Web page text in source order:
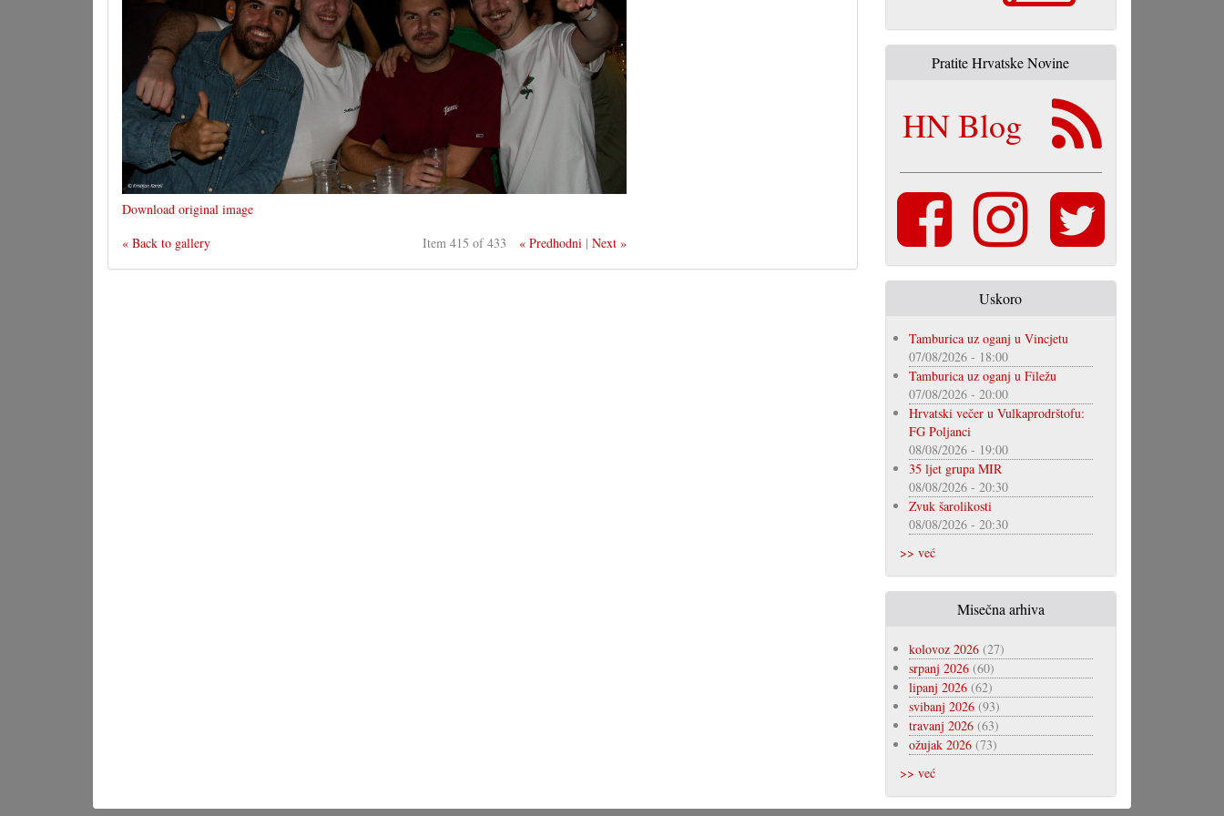
Download original image
« Back to gallery
Item 415 of 433 « Predhodni |Next »
Pratite Hrvatske Novine
HN Blog
Uskoro
Tamburica uz oganj u Vincjetu
07/08/2026 - 18:00
Tamburica uz oganj u Filežu
07/08/2026 - 20:00
Hrvatski večer u Vulkaprodrštofu:
FG Poljanci
08/08/2026 - 19:00
35 ljet grupa MIR
08/08/2026 - 20:30
Zvuk šarolikosti
08/08/2026 - 20:30
>> već
Misečna arhiva
kolovoz 2026(27)
srpanj 2026(60)
lipanj 2026(62)
svibanj 2026(93)
travanj 2026(63)
ožujak 2026(73)
>> već